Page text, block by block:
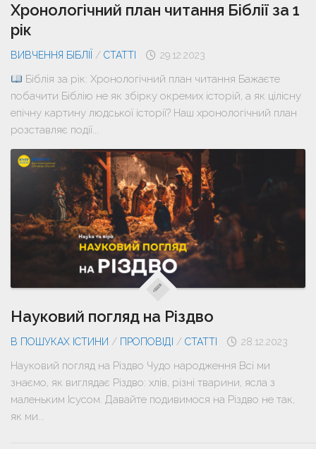
Хронологічний план читання Біблії за 1
рік
ВИВЧЕННЯ БІБЛІЇ / СТАТТІ 29.12.2023
Біблія за рік: Хронологічний план читання Бажаєте
побачити Біблію не як збірку окремих історій, а як цілісну
епічну картину людської історії? Наш хронологічний план
розставляє події...
Науковий погляд на Різдво
В ПОШУКАХ ІСТИНИ / ПРОПОВІДІ / СТАТТІ 28.12.2023
Науковий погляд на Різдво Чудо народження Всі ми
знаємо, як виглядає Різдво: хлів, різні тварини, ясла з
маленьким Ісусом. Давайте подивимося на Різдво не так,
як ми...